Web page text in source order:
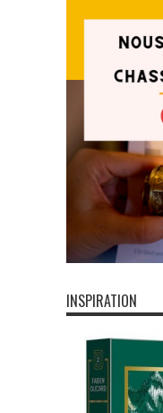
INSPIRATION